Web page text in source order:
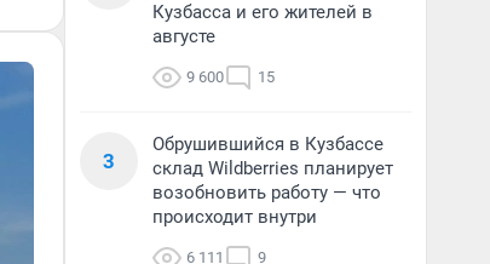
Кузбасса и его жителей в
августе
9 600 15
3
Обрушившийся в Кузбассе
склад Wildberries планирует
возобновить работу — что
происходит внутри
6 111 9